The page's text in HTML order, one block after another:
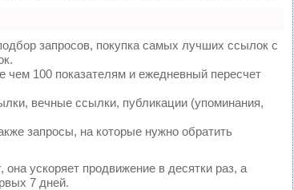
запросов, покупка самых лучших ссылок с
чем 100 показателям и ежедневный пересчет
вечные ссылки, публикации (упоминания,
запросы, на которые нужно обратить
, она ускоряет продвижение в десятки раз, а
7 дней.